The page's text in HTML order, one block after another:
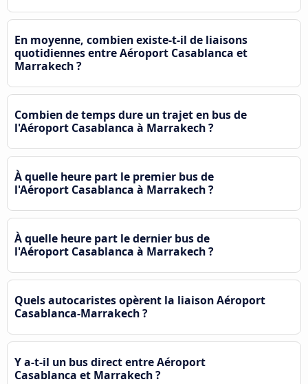
En moyenne, combien existe-t-il de liaisons
quotidiennes entre Aéroport Casablanca et
Marrakech ?
Combien de temps dure un trajet en bus de
l'Aéroport Casablanca à Marrakech ?
À quelle heure part le premier bus de
l'Aéroport Casablanca à Marrakech ?
À quelle heure part le dernier bus de
l'Aéroport Casablanca à Marrakech ?
Quels autocaristes opèrent la liaison Aéroport
Casablanca-Marrakech ?
Y a-t-il un bus direct entre Aéroport
Casablanca et Marrakech ?